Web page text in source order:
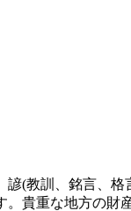
(教訓、銘言、
貴重な地方の財